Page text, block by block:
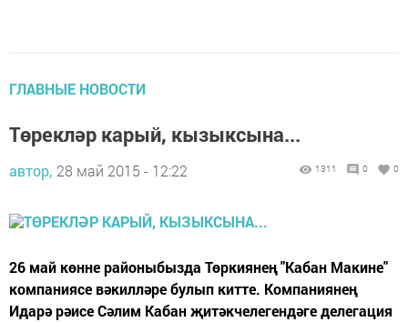
ГЛАВНЫЕ НОВОСТИ
Төрекләр карый, кызыксына...
автор, 28 май 2015 - 12:22 1311 0 0
26 май көнне районыбызда Төркиянең "Кабан Макине"
компаниясе вәкилләре булып китте. Компаниянең
Идарә рәисе Сәлим Кабан җитәкчелегендәге делегация